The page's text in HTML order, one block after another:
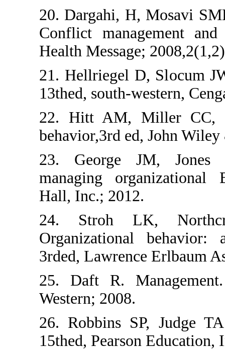
20. Dargahi, H,
Conflict
Health Message;
21. Hellriegel D,
13thed, south-
22. Hitt AM,
behavior,3rd ed,
23. George JM,
managing
Hall, Inc.; 2012.
24. Stroh LK,
Organizational
3rded, Lawrence
25. Daft R.
Western; 2008.
26. Robbins SP,
15thed, Pearson